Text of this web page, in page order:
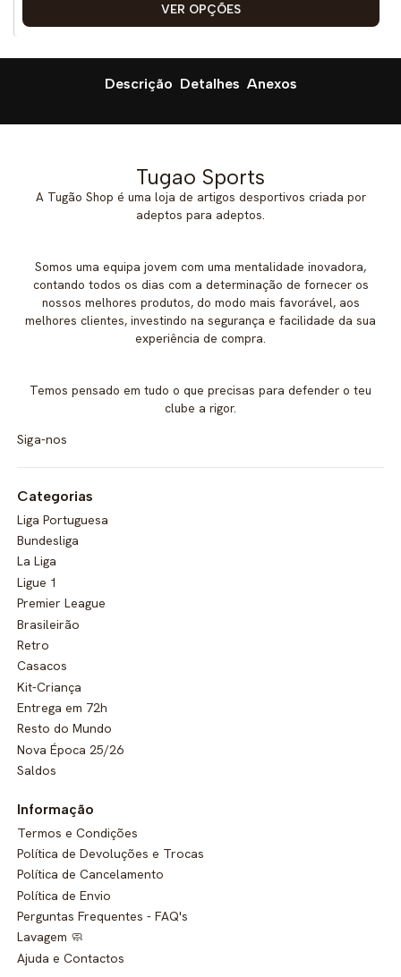
VER OPÇÕES
Descrição Detalhes Anexos
Tugao Sports
A Tugão Shop é uma loja de artigos desportivos criada por
adeptos para adeptos.
Somos uma equipa jovem com uma mentalidade inovadora,
contando todos os dias com a determinação de fornecer os
nossos melhores produtos, do modo mais favorável, aos
melhores clientes, investindo na segurança e facilidade da sua
experiência de compra.
Temos pensado em tudo o que precisas para defender o teu
clube a rigor.
Siga-nos
Categorias
Liga Portuguesa
Bundesliga
La Liga
Ligue 1
Premier League
Brasileirão
Retro
Casacos
Kit-Criança
Entrega em 72h
Resto do Mundo
Nova Época 25/26
Saldos
Informação
Termos e Condições
Política de Devoluções e Trocas
Política de Cancelamento
Política de Envio
Perguntas Frequentes - FAQ's
Lavagem 🧼
Ajuda e Contactos